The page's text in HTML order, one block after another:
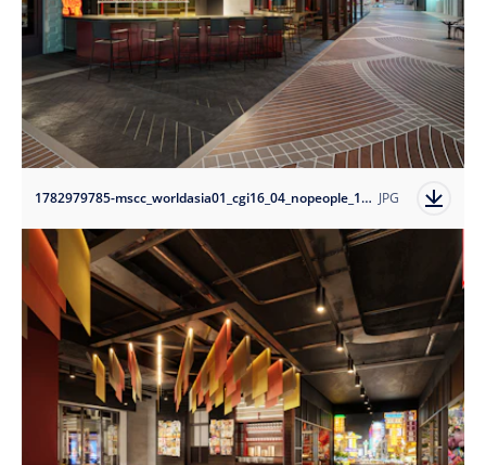
1782979785-mscc_worldasia01_cgi16_04_nopeople_10k?auto=format JPG